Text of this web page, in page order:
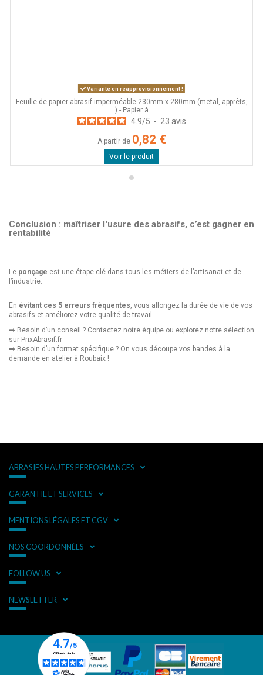
Variante en réapprovisionnement !
Feuille de papier abrasif imperméable 230mm x 280mm (metal, apprêts,
...) - Papier à...
4.9/5 - 23 avis
A partir de 0,82 €
Voir le produit
Conclusion : maîtriser l'usure des abrasifs, c’est gagner en
rentabilité
Le ponçage est une étape clé dans tous les métiers de l’artisanat et de
l’industrie.
En évitant ces 5 erreurs fréquentes, vous allongez la durée de vie de vos
abrasifs et améliorez votre qualité de travail.
➡️ Besoin d’un conseil ? Contactez notre équipe ou explorez notre sélection
sur PrixAbrasif.fr
➡️ Besoin d’un format spécifique ? On vous découpe vos bandes à la
demande en atelier à Roubaix !
ABRASIFS HAUTES PERFORMANCES
GARANTIE ET SERVICES
MENTIONS LÉGALES ET CGV
NOS COORDONNÉES
FOLLOW US
NEWSLETTER